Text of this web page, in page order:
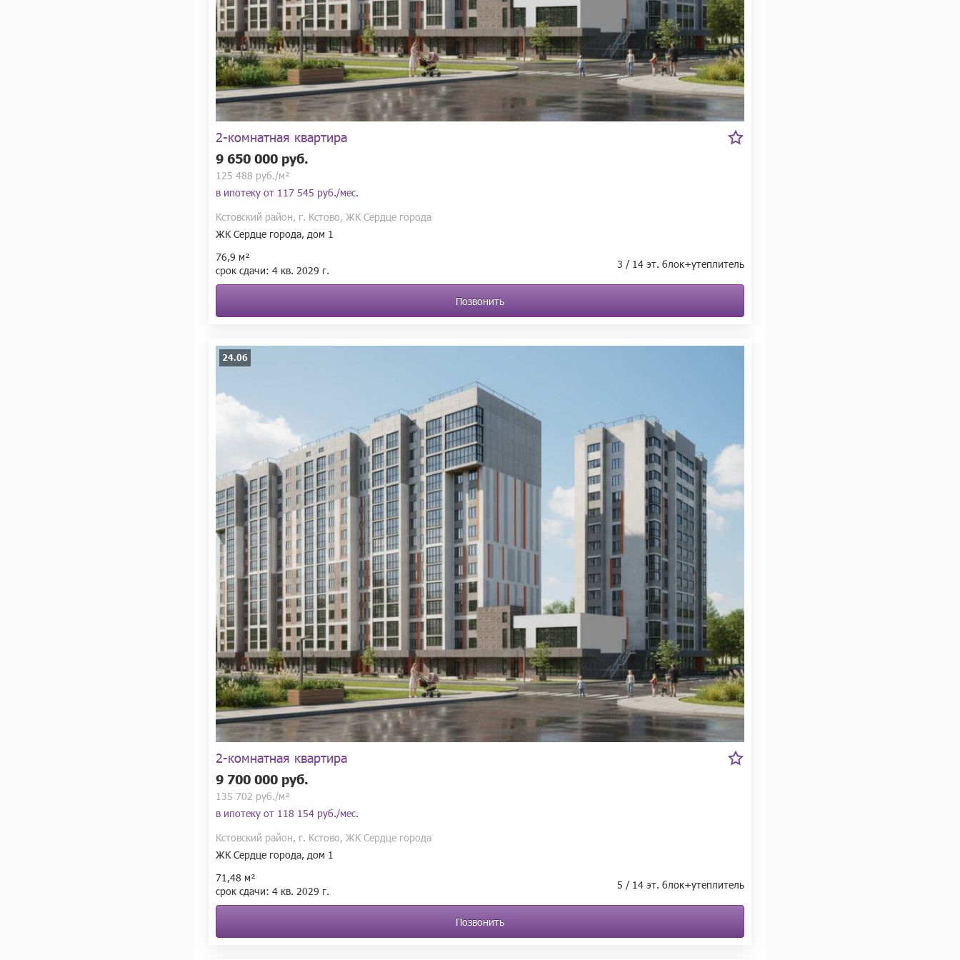
2-комнатная квартира
9 650 000 руб.
125 488 руб./м²
в ипотеку от 117 545 руб./мес.
Кстовский район, г. Кстово, ЖК Сердце города
ЖК Сердце города, дом 1
76,9 м²
срок сдачи: 4 кв. 2029 г. 3 / 14 эт. блок+утеплитель
Позвонить
24.06
2-комнатная квартира
9 700 000 руб.
135 702 руб./м²
в ипотеку от 118 154 руб./мес.
Кстовский район, г. Кстово, ЖК Сердце города
ЖК Сердце города, дом 1
71,48 м²
срок сдачи: 4 кв. 2029 г. 5 / 14 эт. блок+утеплитель
Позвонить